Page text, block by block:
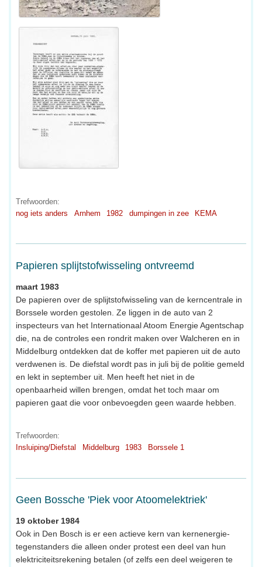
Trefwoorden:
nog iets anders
Arnhem 1982 dumpingen in zee KEMA
Papieren splijtstofwisseling ontvreemd
maart 1983
De papieren over de splijtstofwisseling van de kerncentrale in
Borssele worden gestolen. Ze liggen in de auto van 2
inspecteurs van het Internationaal Atoom Energie Agentschap
die, na de controles een rondrit maken over Walcheren en in
Middelburg ontdekken dat de koffer met papieren uit de auto
verdwenen is. De diefstal wordt pas in juli bij de politie gemeld
en lekt in september uit. Men heeft het niet in de
openbaarheid willen brengen, omdat het toch maar om
papieren gaat die voor onbevoegden geen waarde hebben.
Trefwoorden:
Insluiping/Diefstal
Middelburg 1983 Borssele 1
Geen Bossche 'Piek voor Atoomelektriek'
19 oktober 1984
Ook in Den Bosch is er een actieve kern van kernenergie-
tegenstanders die alleen onder protest een deel van hun
elektriciteitsrekening betalen (of zelfs een deel weigeren te